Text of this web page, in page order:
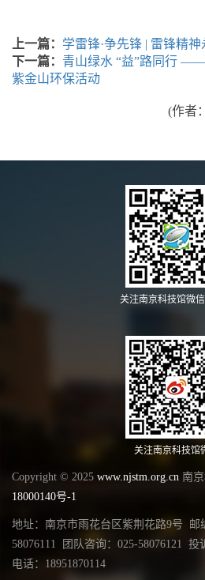
上一篇： 学雷锋·争先锋 | 雷锋精神
下一篇： 青山绿水 “益”路同行
紫金山环保活动
(作者
关注南京科技馆微
关注南京科技馆
Copyright © 2025 www.njstm.org.cn 南
18000140号-1
地址：南京市雨花台区紫荆花路9号 邮
58076111 团队咨询：025-58076121 投
电话：18951870114